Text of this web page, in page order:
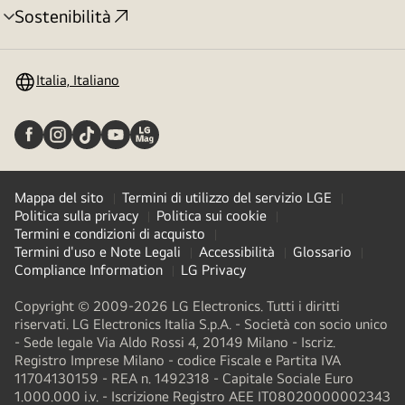
Sostenibilità
Attivazione
Italia, Italiano
Mappa del sito
Termini di utilizzo del servizio LGE
Politica sulla privacy
Politica sui cookie
Termini e condizioni di acquisto
Termini d'uso e Note Legali
Accessibilità
Glossario
Compliance Information
LG Privacy
Copyright © 2009-2026 LG Electronics. Tutti i diritti
riservati. LG Electronics Italia S.p.A. - Società con socio unico
- Sede legale Via Aldo Rossi 4, 20149 Milano - Iscriz.
Registro Imprese Milano - codice Fiscale e Partita IVA
11704130159 - REA n. 1492318 - Capitale Sociale Euro
1.000.000 i.v. - Iscrizione Registro AEE IT08020000002343​